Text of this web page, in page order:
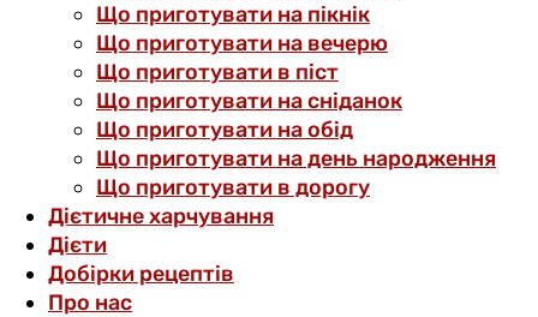
Що приготувати на пікнік
Що приготувати на вечерю
Що приготувати в піст
Що приготувати на сніданок
Що приготувати на обід
Що приготувати на день народження
Що приготувати в дорогу
Дієтичне харчування
Дієти
Добірки рецептів
Про нас